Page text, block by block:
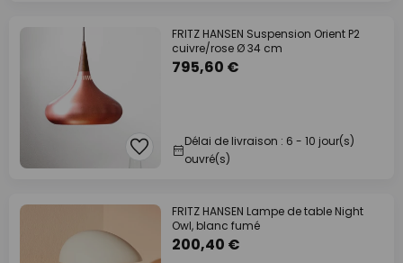
FRITZ HANSEN Suspension Orient P2
cuivre/rose Ø 34 cm
795,60 €
Délai de livraison : 6 - 10 jour(s)
ouvré(s)
FRITZ HANSEN Lampe de table Night
Owl, blanc fumé
200,40 €